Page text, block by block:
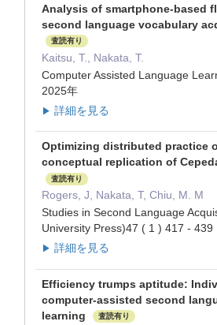
Analysis of smartphone-based
second language vocabulary
査読有り
Kaitsu, T., Nakata, T.
Computer Assisted Language
2025年
▶ 詳細を見る
Optimizing distributed practice
conceptual replication of
査読有り
Rogers, J, Nakata, T, Chiu, M. M
Studies in Second Language
University Press)47 ( 1 ) 417 -
▶ 詳細を見る
Efficiency trumps aptitude:
computer-assisted second
learning
査読有り